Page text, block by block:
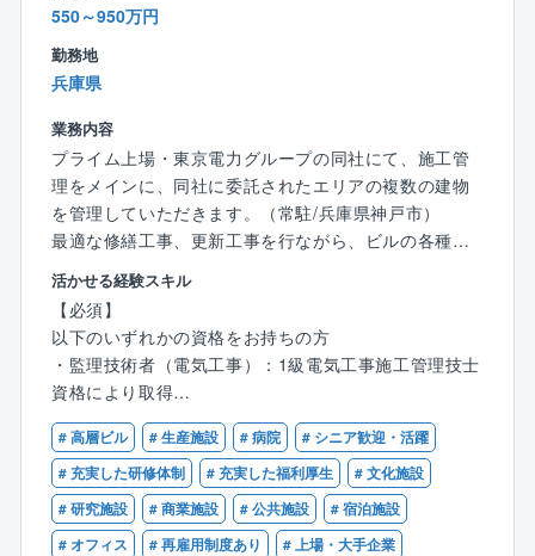
550～950万円
勤務地
兵庫県
業務内容
プライム上場・東京電力グループの同社にて、施工管
理をメインに、同社に委託されたエリアの複数の建物
を管理していただきます。（常駐/兵庫県神戸市）
最適な修繕工事、更新工事を行ながら、ビルの各種役
務を最適化を図っていきます。建築技術者のトータル
な経験が活きる業務です。
■同社の魅力
・本ポジションは特定現場の常駐となりますので、転
勤・出張は想定しておりません。
・案件数が多いため、ご経験に合った案件から挑戦
し、徐々にキャリアアップできる環境です。
・2024年～2026年に渡り複数回のベースアップを実施
し、保険や手当等福利厚生も充実しているため、働き
やすい状況です。
活かせる経験スキル
【必須】
以下のいずれかの資格をお持ちの方
・監理技術者（電気工事）：1級電気工事施工管理技士
資格により取得
・監理技術者（電気工事）：一定の実務経験により取
得
上記の資格をお持ちで下記のご経験のある方
・一般建築物でS造、SRC造、RC造での電気設備の施
工管理経験のある方
# 高層ビル # 生産施設 # 病院
# シニア歓迎・活躍
# 充実した研修体制
# 充実した福利厚生
# 文化施設
# 研究施設
# 商業施設 # 公共施設
# 宿泊施設
# オフィス
# 再雇用制度あり
# 上場・大手企業